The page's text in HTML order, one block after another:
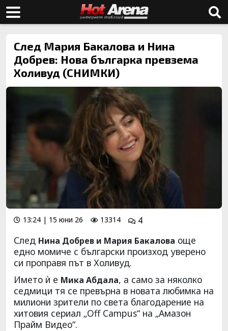
След Мария Бакалова и Нина
Добрев: Нова българка превзема
Холивуд (СНИМКИ)
13:24 | 15 юни 26 13314 4
След Нина Добрев и Мария Бакалова още
едно момиче с български произход уверено
си проправя път в Холивуд.
Името ѝ е Мика Абдала, а само за няколко
седмици тя се превърна в новата любимка на
милиони зрители по света благодарение на
хитовия сериал „Off Campus“ на „Амазон
Прайм Видео“.